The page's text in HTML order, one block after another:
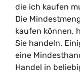
die ich kaufen
Die
kaufen können,
Sie handeln.
eine
Handel in